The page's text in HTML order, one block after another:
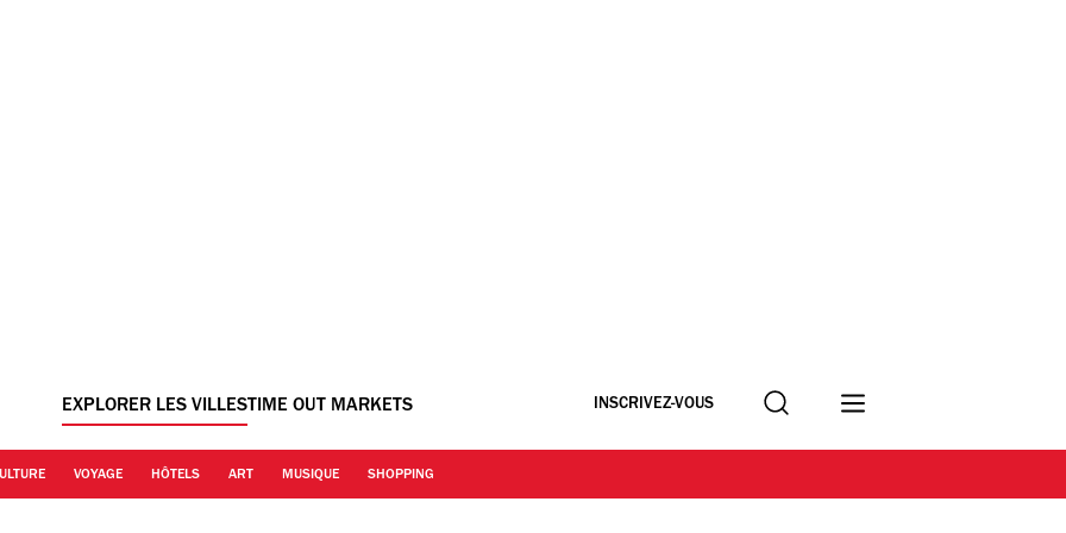
EXPLORER LES VILLESTIME OUT MARKETS INSCRIVEZ-VOUS Recherche
VOYAGE HÔTELS ART MUSIQUE SHOPPING